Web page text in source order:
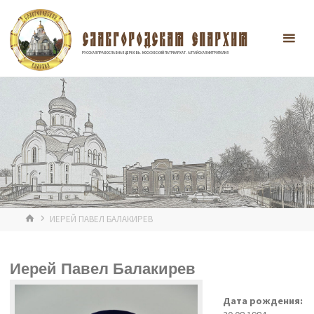
Перейти
содержимому
СЛАВГОРОДСКАЯ ЕПАРХИЯ
РУССКАЯ ПРАВОСЛАВНАЯ ЦЕРКОВЬ. МОСКОВСКИЙ ПАТРИАРХАТ. АЛТАЙСКАЯ МИТРОПОЛИЯ
ГЛАВНАЯ
ИЕРЕЙ ПАВЕЛ БАЛАКИРЕВ
Иерей Павел Балакирев
Дата рождения: